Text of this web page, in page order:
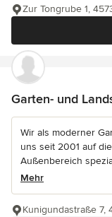
Zur Tongrube 1,
Garten- und
Wir als moderner
uns seit 2001 auf
Außenbereich
Mehr
Kunigundastraße 7,